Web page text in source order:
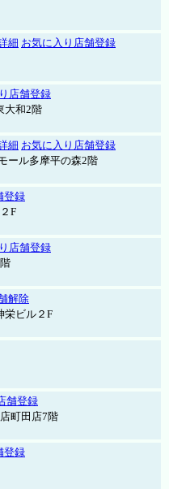
細 お気に入り店舗登録
店舗登録
大和2階
細 お気に入り店舗登録
ール多摩平の森2階
登録
F
店舗登録
解除
ビル２F
舗登録
町田店7階
登録